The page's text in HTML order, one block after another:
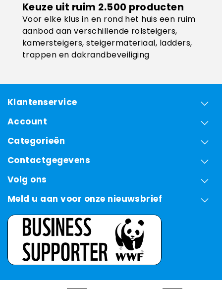
Keuze uit ruim 2.500 producten
Voor elke klus in en rond het huis een ruim
aanbod aan verschillende rolsteigers,
kamersteigers, steigermateriaal, ladders,
trappen en dakrandbeveiliging
Klantenservice
Account
Categorieën
Contactgegevens
Volg ons
Meld u aan voor onze nieuwsbrief